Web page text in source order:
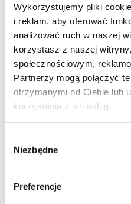
Wykorzystujemy pliki
i reklam, aby oferować
analizować ruch w naszej
korzystasz z naszej
społecznościowym,
Partnerzy mogą połączyć
otrzymanymi od Ciebie lub
korzystania z ich usług.
zgody
Niezbędne
Preferencje
Webinaria
Pharmamarketing
i nagrania do obejrzenia
Wideo explainer
Krótkie wideo, które w
Oglądaj →